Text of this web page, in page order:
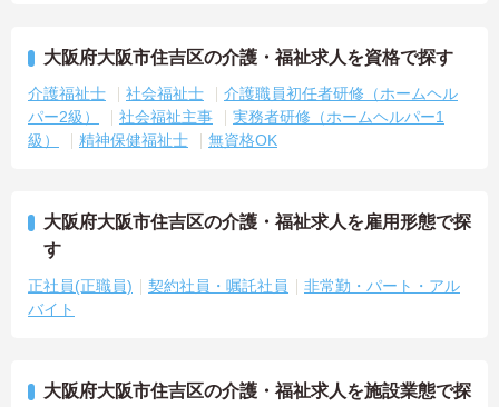
大阪府大阪市住吉区の介護・福祉求人を資格で探す
介護福祉士 社会福祉士
介護職員初任者研修（ホームヘル
パー2級）
社会福祉主事
実務者研修（ホームヘルパー1
級）
精神保健福祉士 無資格OK
大阪府大阪市住吉区の介護・福祉求人を雇用形態で探
す
正社員(正職員) 契約社員・嘱託社員
非常勤・パート・アル
バイト
大阪府大阪市住吉区の介護・福祉求人を施設業態で探